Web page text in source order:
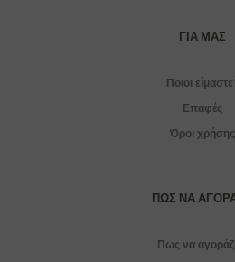
ΓΙΑ ΜΑΣ
Ποιοι
Επαφές
Όροι χρήσης
ΠΏΣ ΝΑ
Πως να